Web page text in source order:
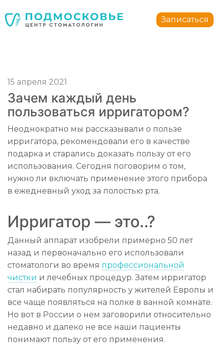
150040 ,Россия ,Ярославская область , Ярославль,ул.
Записаться
15 апреля 2021
Зачем каждый день
пользоваться ирригатором?
Стоматология Подмосковье
150040,Россия , Ярославская область, Ярославль
+7 4852 74-45-45 mail@mc-podmoskovie.ru
Стоматология Подмосковье
150040,Россия , Ярославская область, Ярославль
+7 4852 74-45-45 mail@mc-podmoskovie.ru
Неоднократно мы рассказывали о пользе
ирригатора, рекомендовали его в качестве
подарка и старались доказать пользу от его
использования. Сегодня поговорим о том,
нужно ли включать применение этого прибора
в ежедневный уход за полостью рта.
Ирригатор — это..?
Данный аппарат изобрели примерно 50 лет
назад и первоначально его использовали
стоматологи во время профессиональной
чистки и лечебных процедур. Затем ирригатор
стал набирать популярность у жителей Европы и
все чаще появляться на полке в ванной комнате.
Но вот в России о нем заговорили относительно
недавно и далеко не все наши пациенты
понимают пользу от его применения.